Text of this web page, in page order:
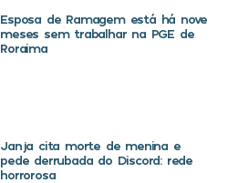
Esposa de Ramagem está há nove
meses sem trabalhar na PGE de
Roraima
Janja cita morte de menina e
pede derrubada do Discord: rede
horrorosa